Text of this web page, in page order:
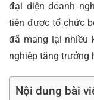
đại diện doanh
tiên được tổ chức
đã mang lại nhiều
nghiệp tăng trưởng
Nội dung bài